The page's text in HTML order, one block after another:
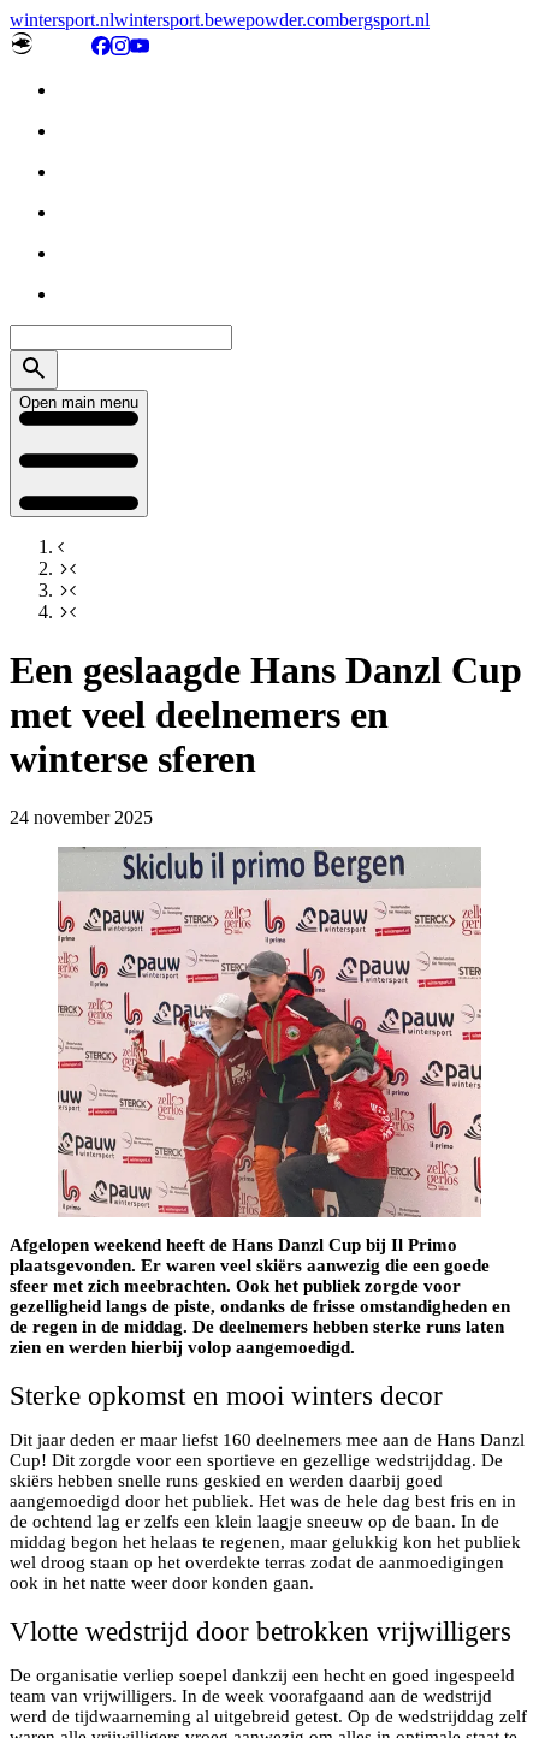
wintersport.nlwintersport.bewepowder.combergsport.nl
Open main menu
Een geslaagde Hans Danzl Cup
met veel deelnemers en
winterse sferen
24 november 2025
Afgelopen weekend heeft de Hans Danzl Cup bij Il Primo
plaatsgevonden. Er waren veel skiërs aanwezig die een goede
sfeer met zich meebrachten. Ook het publiek zorgde voor
gezelligheid langs de piste, ondanks de frisse omstandigheden en
de regen in de middag. De deelnemers hebben sterke runs laten
zien en werden hierbij volop aangemoedigd.
Sterke opkomst en mooi winters decor
Dit jaar deden er maar liefst 160 deelnemers mee aan de Hans Danzl
Cup! Dit zorgde voor een sportieve en gezellige wedstrijddag. De
skiërs hebben snelle runs geskied en werden daarbij goed
aangemoedigd door het publiek. Het was de hele dag best fris en in
de ochtend lag er zelfs een klein laagje sneeuw op de baan. In de
middag begon het helaas te regenen, maar gelukkig kon het publiek
wel droog staan op het overdekte terras zodat de aanmoedigingen
ook in het natte weer door konden gaan.
Vlotte wedstrijd door betrokken vrijwilligers
De organisatie verliep soepel dankzij een hecht en goed ingespeeld
team van vrijwilligers. In de week voorafgaand aan de wedstrijd
werd de tijdwaarneming al uitgebreid getest. Op de wedstrijddag zelf